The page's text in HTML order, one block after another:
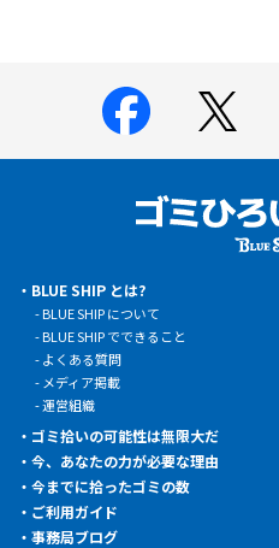
BLUE SHIP とは?
BLUE SHIP について
BLUE SHIP でできること
よくある質問
メディア掲載
運営組織
ゴミ拾いの可能性は無限大だ
今、あなたの力が必要な理由
今までに拾ったゴミの数
ご利用ガイド
事務局ブログ